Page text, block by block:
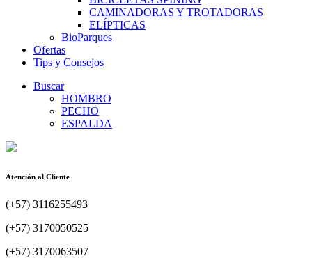
CAMINADORAS Y TROTADORAS
ELÍPTICAS
BioParques
Ofertas
Tips y Consejos
Buscar
HOMBRO
PECHO
ESPALDA
Atención al Cliente
(+57) 3116255493
(+57) 3170050525
(+57) 3170063507